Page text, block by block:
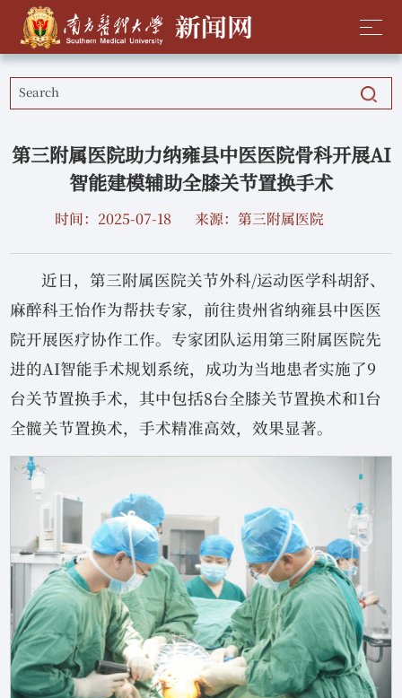
第三附属医院助力纳雍县中医医院骨科开展AI
智能建模辅助全膝关节置换手术
时间：2025-07-18 来源：第三附属医院
近日，第三附属医院关节外科/运动医学科胡舒、
麻醉科王怡作为帮扶专家，前往贵州省纳雍县中医医
院开展医疗协作工作。专家团队运用第三附属医院先
进的AI智能手术规划系统，成功为当地患者实施了9
台关节置换手术，其中包括8台全膝关节置换术和1台
全髋关节置换术，手术精准高效，效果显著。